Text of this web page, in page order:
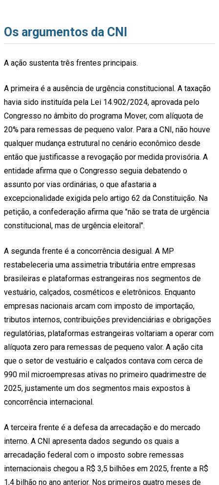
Os argumentos da CNI
A ação sustenta três frentes principais.
A primeira é a ausência de urgência constitucional. A taxação
havia sido instituída pela Lei 14.902/2024, aprovada pelo
Congresso no âmbito do programa Mover, com alíquota de
20% para remessas de pequeno valor. Para a CNI, não houve
qualquer mudança estrutural no cenário econômico desde
então que justificasse a revogação por medida provisória. A
entidade afirma que o Congresso seguia debatendo o
assunto por vias ordinárias, o que afastaria a
excepcionalidade exigida pelo artigo 62 da Constituição. Na
petição, a confederação afirma que "não se trata de urgência
constitucional, mas de urgência eleitoral".
A segunda frente é a concorrência desigual. A MP
restabeleceria uma assimetria tributária entre empresas
brasileiras e plataformas estrangeiras nos segmentos de
vestuário, calçados, cosméticos e eletrônicos. Enquanto
empresas nacionais arcam com imposto de importação,
tributos internos, contribuições previdenciárias e obrigações
regulatórias, plataformas estrangeiras voltariam a operar com
alíquota zero para remessas de pequeno valor. A ação cita
que o setor de vestuário e calçados contava com cerca de
990 mil microempresas ativas no primeiro quadrimestre de
2025, justamente um dos segmentos mais expostos à
concorrência internacional.
A terceira frente é a defesa da arrecadação e do mercado
interno. A CNI apresenta dados segundo os quais a
arrecadação federal com o imposto sobre remessas
internacionais chegou a R$ 3,5 bilhões em 2025, frente a R$
1,4 bilhão no ano anterior. Nos primeiros quatro meses de